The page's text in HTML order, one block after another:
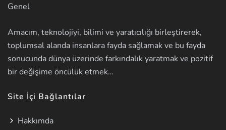
Genel
Amacım, teknolojiyi, bilimi ve yaratıcılığı birleştirerek,
toplumsal alanda insanlara fayda sağlamak ve bu fayda
sonucunda dünya üzerinde farkındalık yaratmak ve pozitif
bir değişime öncülük etmek…
Site İçi Bağlantılar
Hakkımda